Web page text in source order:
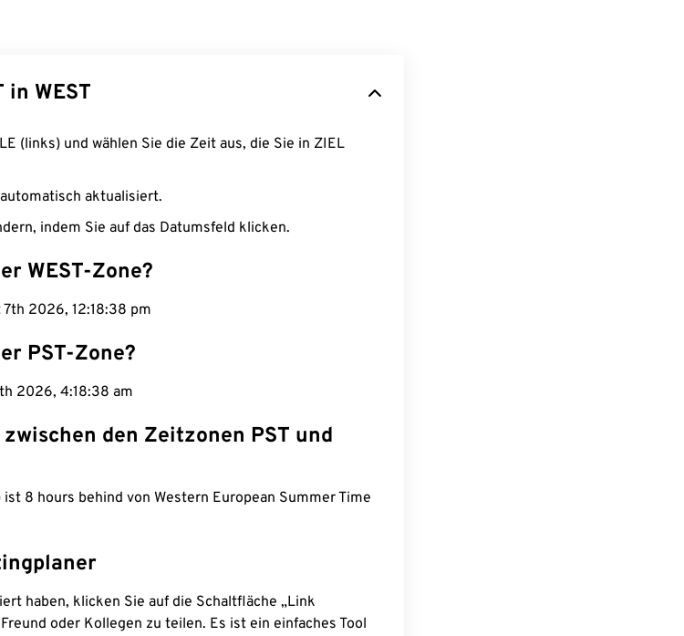
WEST
(links) und wählen Sie die Zeit aus, die Sie in ZIEL
aktualisiert.
indem Sie auf das Datumsfeld klicken.
WEST-Zone?
2026, 12:18:39 pm
PST-Zone?
2026, 4:18:39 am
den Zeitzonen PST und
ist 8 hours behind von Western European Summer Time
haben, klicken Sie auf die Schaltfläche „Link
oder Kollegen zu teilen. Es ist ein einfaches Tool